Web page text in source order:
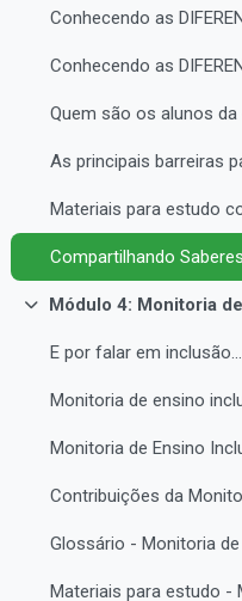
Colapsar
E por falar em inclusão...